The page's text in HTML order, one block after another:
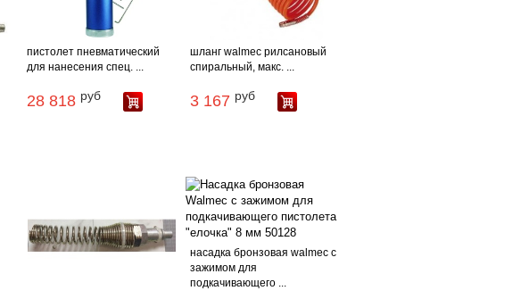
пистолет пневматический
для нанесения спец. ...
28 818 руб
шланг walmec рилсановый
спиральный, макс. ...
3 167 руб
насадка бронзовая walmec с
зажимом для
подкачивающего ...